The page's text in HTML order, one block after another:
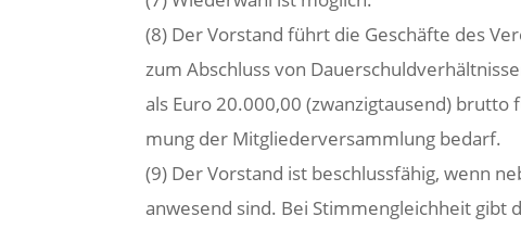
(8) Der Vorstand führt die Geschäfte des
zum Abschluss von
als Euro 20.000,00 (zwanzigtausend)
mung der Mitgliederversammlung bedarf.
(9) Der Vorstand ist beschlussfähig, wenn
anwesend sind. Bei Stimmengleichheit gibt